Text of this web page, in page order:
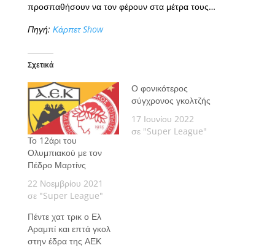
προσπαθήσουν να τον φέρουν στα μέτρα τους…
Πηγή: Κάρπετ Show
Σχετικά
Το 12άρι του
Ολυμπιακού με τον
Πέδρο Μαρτίνς
22 Νοεμβρίου 2021
σε "Super League"
Ο φονικότερος
σύγχρονος γκολτζής
17 Ιουνίου 2022
σε "Super League"
Πέντε χατ τρικ ο Ελ
Αραμπί και επτά γκολ
στην έδρα της ΑΕΚ